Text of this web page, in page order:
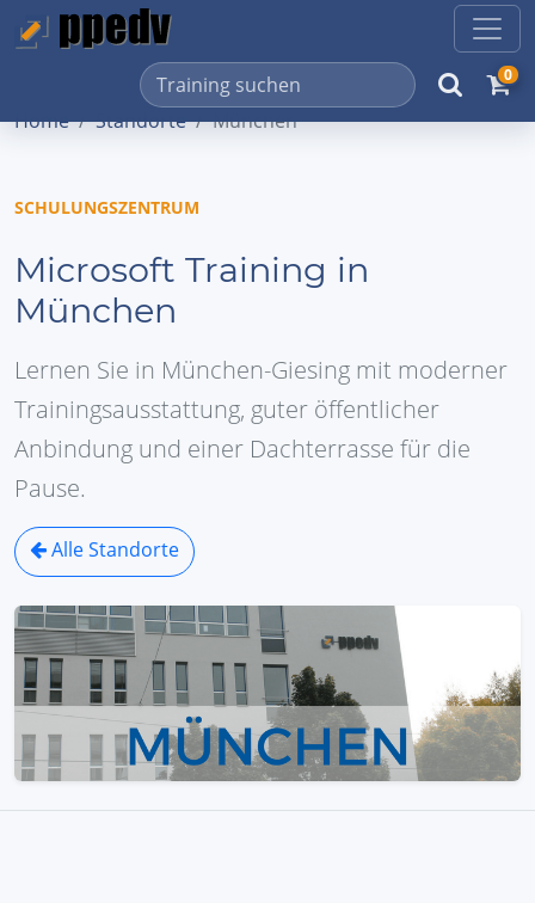
0
Home Standorte München
SCHULUNGSZENTRUM
Microsoft Training in
München
Lernen Sie in München-Giesing mit moderner
Trainingsausstattung, guter öffentlicher
Anbindung und einer Dachterrasse für die
Pause.
Alle Standorte